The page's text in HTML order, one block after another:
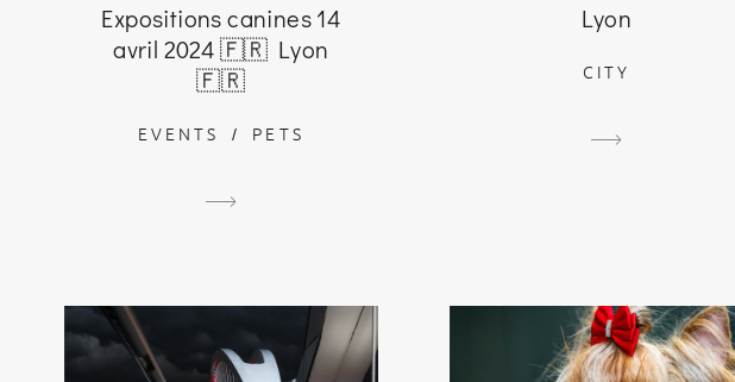
Expositions canines 14
avril 2024 🇫🇷 Lyon
🇫🇷
EVENTS PETS
Lyon
CITY